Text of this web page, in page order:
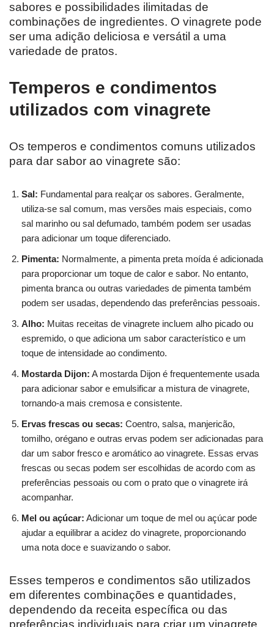
sabores e possibilidades ilimitadas de
combinações de ingredientes. O vinagrete pode
ser uma adição deliciosa e versátil a uma
variedade de pratos.
Temperos e condimentos
utilizados com vinagrete
Os temperos e condimentos comuns utilizados
para dar sabor ao vinagrete são:
Sal: Fundamental para realçar os sabores. Geralmente,
utiliza-se sal comum, mas versões mais especiais, como
sal marinho ou sal defumado, também podem ser usadas
para adicionar um toque diferenciado.
Pimenta: Normalmente, a pimenta preta moída é adicionada
para proporcionar um toque de calor e sabor. No entanto,
pimenta branca ou outras variedades de pimenta também
podem ser usadas, dependendo das preferências pessoais.
Alho: Muitas receitas de vinagrete incluem alho picado ou
espremido, o que adiciona um sabor característico e um
toque de intensidade ao condimento.
Mostarda Dijon: A mostarda Dijon é frequentemente usada
para adicionar sabor e emulsificar a mistura de vinagrete,
tornando-a mais cremosa e consistente.
Ervas frescas ou secas: Coentro, salsa, manjericão,
tomilho, orégano e outras ervas podem ser adicionadas para
dar um sabor fresco e aromático ao vinagrete. Essas ervas
frescas ou secas podem ser escolhidas de acordo com as
preferências pessoais ou com o prato que o vinagrete irá
acompanhar.
Mel ou açúcar: Adicionar um toque de mel ou açúcar pode
ajudar a equilibrar a acidez do vinagrete, proporcionando
uma nota doce e suavizando o sabor.
Esses temperos e condimentos são utilizados
em diferentes combinações e quantidades,
dependendo da receita específica ou das
preferências individuais para criar um vinagrete